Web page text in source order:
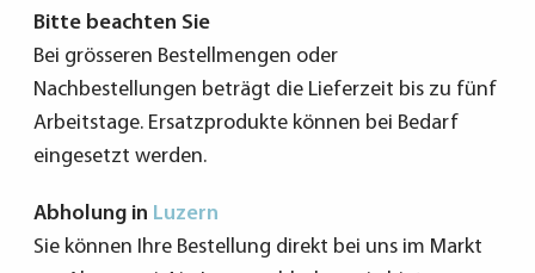
Bitte beachten Sie
Bei grösseren Bestellmengen oder
Nachbestellungen beträgt die Lieferzeit bis zu fünf
Arbeitstage. Ersatzprodukte können bei Bedarf
eingesetzt werden.
Abholung in Luzern
Sie können Ihre Bestellung direkt bei uns im Markt